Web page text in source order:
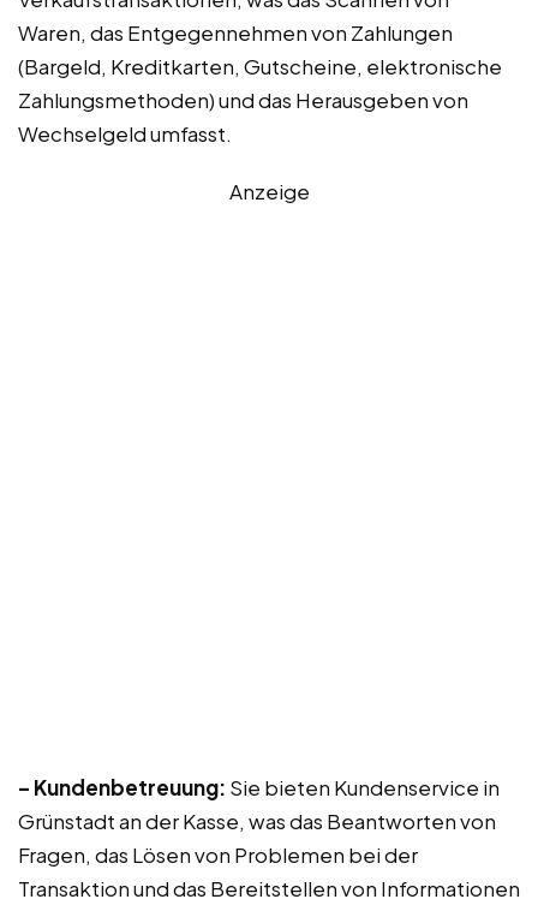
Waren, das Entgegennehmen von Zahlungen
(Bargeld, Kreditkarten, Gutscheine, elektronische
Zahlungsmethoden) und das Herausgeben von
Wechselgeld umfasst.
Anzeige
– Kundenbetreuung: Sie bieten Kundenservice in
Grünstadt an der Kasse, was das Beantworten von
Fragen, das Lösen von Problemen bei der
Transaktion und das Bereitstellen von Informationen